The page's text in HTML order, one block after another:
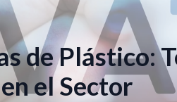
de Plástico:
en el Sector